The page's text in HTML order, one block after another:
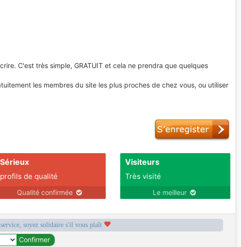
C'est très simple, GRATUIT et cela ne prendra que quelques
les membres du site les plus proches de chez vous, ou utiliser
Sérieux
profils de qualité
Qualité confirmée
Visiteurs
Très visité
Le meilleur
soyez solidaire s'il vous plaît